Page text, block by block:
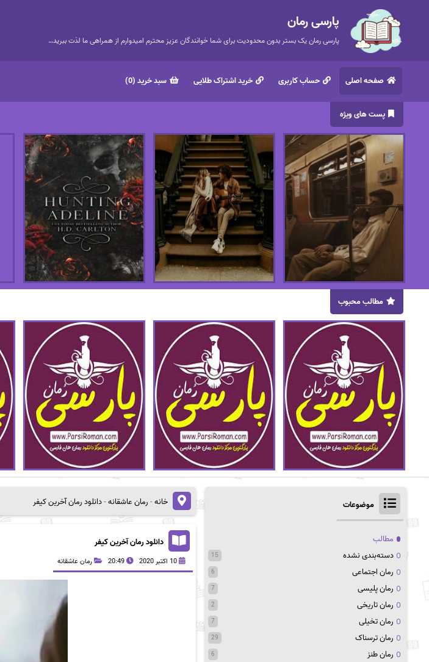
پارسی رمان
پارسی رمان یک بستر بدون محدودیت برای شما خوانندگان عزیز محترم امیدوارم از همراهی ما لذت ببرید…
صفحه اصلی حساب کاربری خرید اشتراک طلایی سبد خرید (0)
پست های ویژه
مطالب محبوب
خانه-رمان عاشقانه-دانلود رمان آخرین کیفر
دانلود رمان آخرین کیفر
10 اکتبر 2020 20:49 رمان عاشقانه
موضوعات
مطالب
دسته‌بندی نشده
15
رمان اجتماعی 6
رمان پلیسی 7
رمان تاریخی 2
رمان تخیلی 7
رمان ترسناک 29
رمان طنز 6